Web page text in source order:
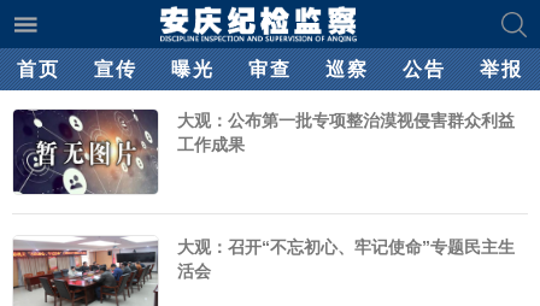
首页 宣传 曝光 审查 巡察 公告 举报
大观：公布第一批专项整治漠视侵害群众利益
工作成果
大观：召开“不忘初心、牢记使命”专题民主生
活会